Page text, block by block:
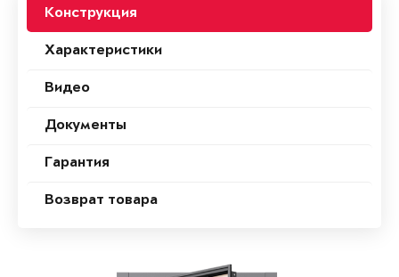
Конструкция
Характеристики
Видео
Документы
Гарантия
Возврат товара